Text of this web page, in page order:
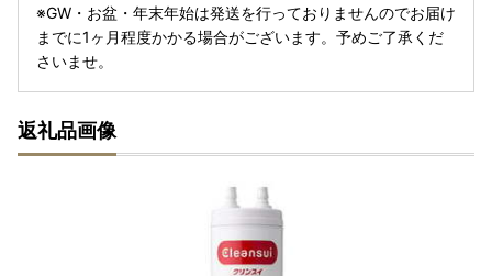
※GW・お盆・年末年始は発送を行っておりませんのでお届け
までに1ヶ月程度かかる場合がございます。予めご了承くだ
さいませ。
返礼品画像